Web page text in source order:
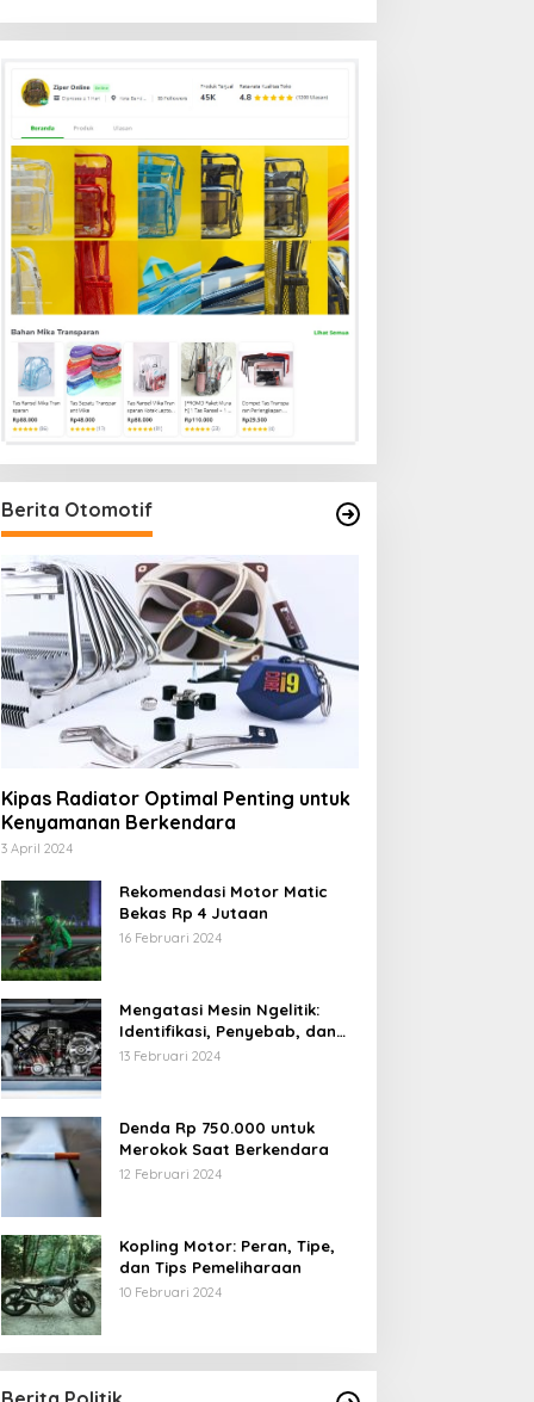
Berita Otomotif
Kipas Radiator Optimal Penting untuk
Kenyamanan Berkendara
3 April 2024
Rekomendasi Motor Matic
Bekas Rp 4 Jutaan
16 Februari 2024
Mengatasi Mesin Ngelitik:
Identifikasi, Penyebab, dan
Solusi
13 Februari 2024
Denda Rp 750.000 untuk
Merokok Saat Berkendara
12 Februari 2024
Kopling Motor: Peran, Tipe,
dan Tips Pemeliharaan
10 Februari 2024